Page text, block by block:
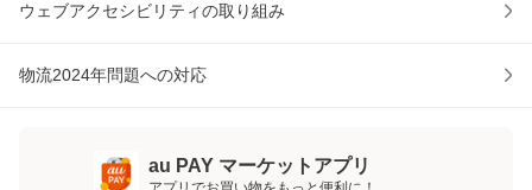
ウェブアクセシビリティの取り組み
物流2024年問題への対応
au PAY マーケットアプリ